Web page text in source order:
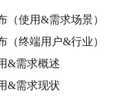
（使用&需求场景）
（终端用户&行业）
&需求概述
&需求现状